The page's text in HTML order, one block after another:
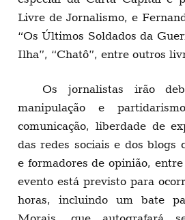
Livre de Jornalismo, e
“Os Últimos Soldados da
Ilha”, “Chatô”, entre outros
Os jornalistas irão
manipulação e
comunicação, liberdade de
das redes sociais e dos blogs
e formadores de opinião,
evento está previsto para
horas, incluindo um bate